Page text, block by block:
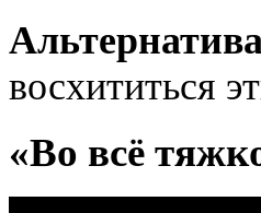
восхититься
«Во всё